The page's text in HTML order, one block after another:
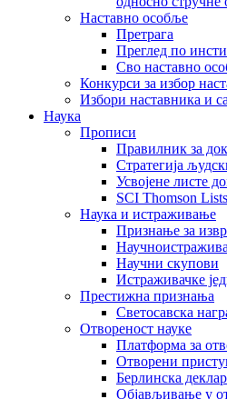
Наставно особље
Претрага
Преглед по
Сво наставно
Конкурси за избор
Избори наставника и
Наука
Прописи
Правилник за
Стратегија
Усвојене листе
SCI Thomson Lists
Наука и истраживање
Признање за
Научни скупови
Истраживачке
Престижна признања
Светосавска
Отвореност науке
Платформа за
Отворени
Берлинска
Објављивање у